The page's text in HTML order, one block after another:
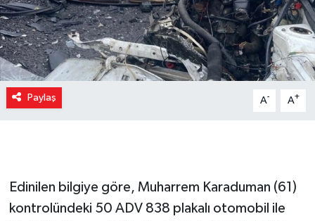
Paylaş A- A+
Edinilen bilgiye göre, Muharrem Karaduman (61)
kontrolündeki 50 ADV 838 plakalı otomobil ile